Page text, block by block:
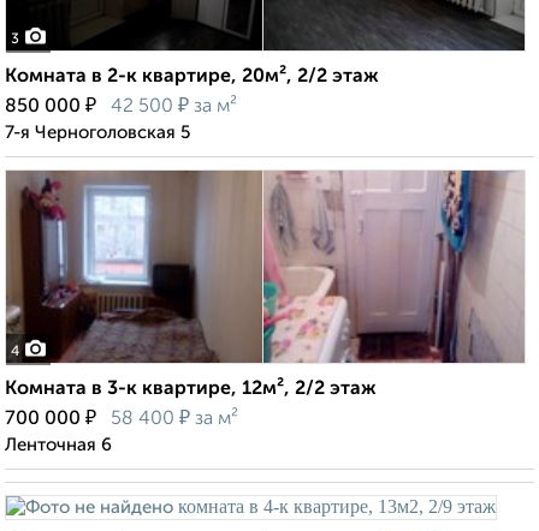
3
Комната в 2-к квартире, 20м², 2/2 этаж
850 000 ₽ 42 500 ₽ за м²
7-я Черноголовская 5
4
Комната в 3-к квартире, 12м², 2/2 этаж
700 000 ₽ 58 400 ₽ за м²
Ленточная 6